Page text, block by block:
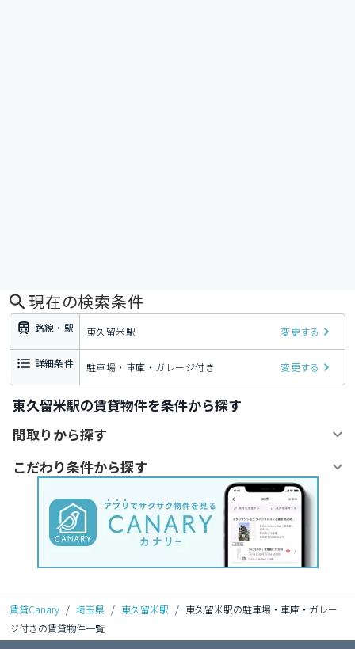
現在の検索条件
路線・駅 東久留米駅 変更する
詳細条件 駐車場・車庫・ガレージ付き 変更する
東久留米駅の賃貸物件を条件から探す
間取りから探す
こだわり条件から探す
賃貸Canary / 埼玉県 / 東久留米駅 / 東久留米駅の駐車場・車庫・ガレー
ジ付きの賃貸物件一覧